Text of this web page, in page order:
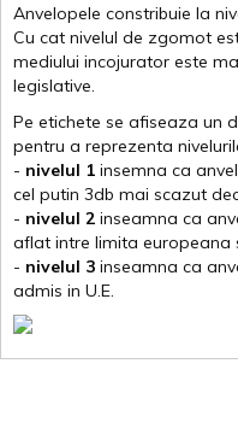
Anvelopele constribuie la
Cu cat nivelul de zgomot
mediului incojurator este
legislative.
Pe etichete se afiseaza un
pentru a reprezenta
- nivelul 1 insemna ca
cel putin 3db mai scazut
- nivelul 2 inseamna ca
aflat intre limita europeana
- nivelul 3 inseamna ca
admis in U.E.